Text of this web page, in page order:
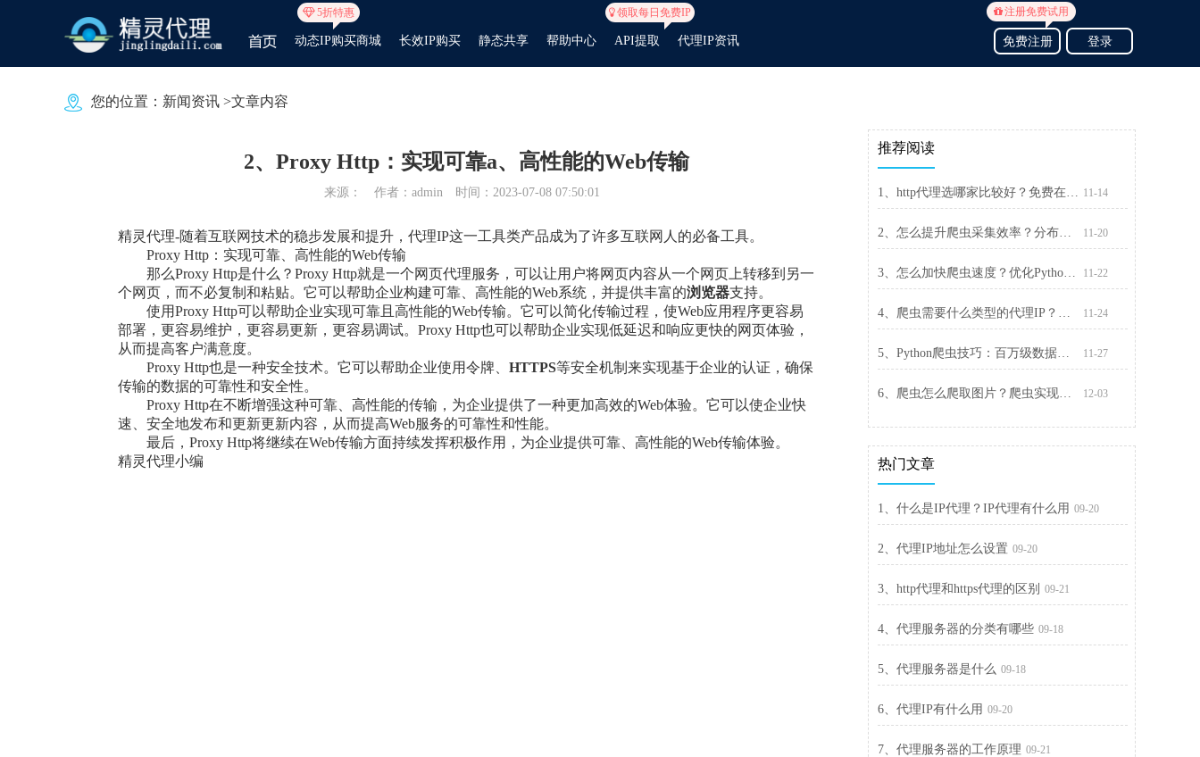
5折特惠
动态IP购买商城 长效IP购买 静态共享 帮助中心 API提取
领取每日免费IP
代理IP资讯 免费注册
注册免费试用
登录
您的位置： 新闻资讯 >文章内容
2、Proxy Http：实现可靠a、高性能的Web传输
来源： 作者：admin 时间：2023-07-08 07:50:01
精灵代理-随着互联网技术的稳步发展和提升，代理IP这一工具类产品成为了许多互联网人的必备工具。
Proxy Http：实现可靠、高性能的Web传输
那么Proxy Http是什么？Proxy Http就是一个网页代理服务，可以让用户将网页内容从一个网页上转移到另一
个网页，而不必复制和粘贴。它可以帮助企业构建可靠、高性能的Web系统，并提供丰富的浏览器支持。
使用Proxy Http可以帮助企业实现可靠且高性能的Web传输。它可以简化传输过程，使Web应用程序更容易
部署，更容易维护，更容易更新，更容易调试。Proxy Http也可以帮助企业实现低延迟和响应更快的网页体验，
从而提高客户满意度。
Proxy Http也是一种安全技术。它可以帮助企业使用令牌、 HTTPS等安全机制来实现基于企业的认证，确保
传输的数据的可靠性和安全性。
Proxy Http在不断增强这种可靠、高性能的传输，为企业提供了一种更加高效的Web体验。它可以使企业快
速、安全地发布和更新更新内容，从而提高Web服务的可靠性和性能。
最后，Proxy Http将继续在Web传输方面持续发挥积极作用，为企业提供可靠、高性能的Web传输体验。
精灵代理小编
推荐阅读
1、http代理选哪家比较好？免费在线代理网站 11-14
2、怎么提升爬虫采集效率？分布式爬虫让你采集更快 11-20
3、怎么加快爬虫速度？优化Python爬虫的速度 11-22
4、爬虫需要什么类型的代理IP？几种类型代理IP的区别 11-24
5、Python爬虫技巧：百万级数据怎么爬取 11-27
6、爬虫怎么爬取图片？爬虫实现批量下载图片 12-03
热门文章
1、什么是IP代理？IP代理有什么用 09-20
2、代理IP地址怎么设置 09-20
3、http代理和https代理的区别 09-21
4、代理服务器的分类有哪些 09-18
5、代理服务器是什么 09-18
6、代理IP有什么用 09-20
7、代理服务器的工作原理 09-21